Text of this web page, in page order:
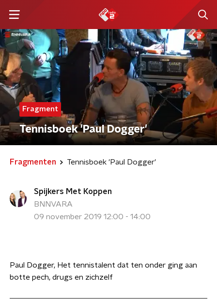
Fragment
Tennisboek 'Paul Dogger'
Fragmenten Tennisboek 'Paul Dogger'
Spijkers Met Koppen
BNNVARA
09 november 2019 12:00 - 14:00
Paul Dogger, Het tennistalent dat ten onder ging aan
botte pech, drugs en zichzelf